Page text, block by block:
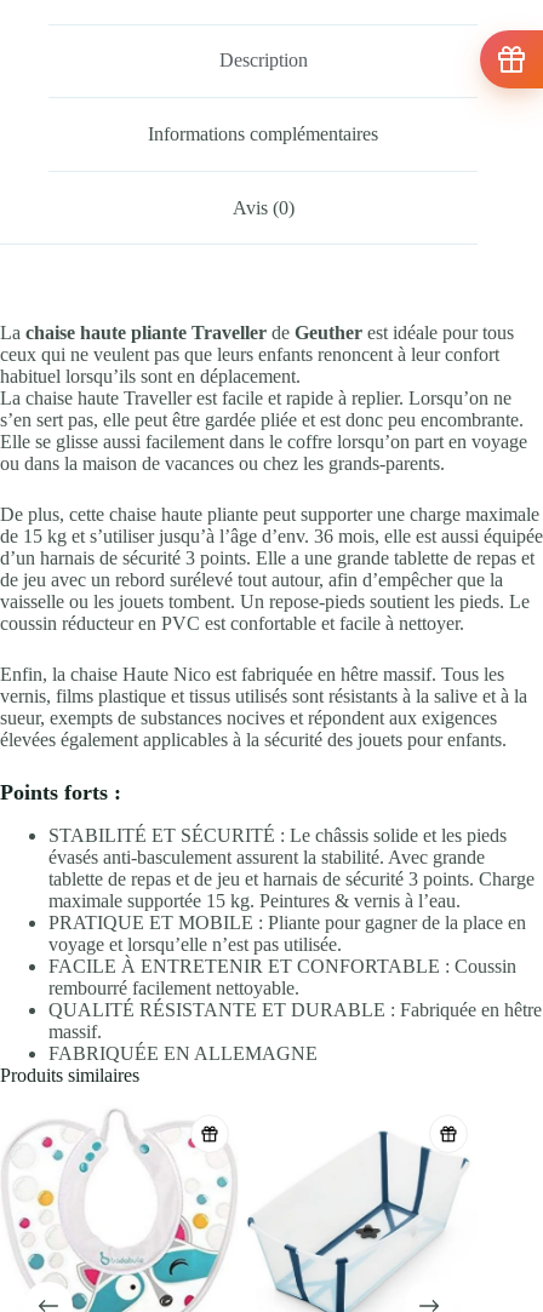
Description
Informations complémentaires
Avis (0)
La chaise haute pliante Traveller de Geuther est idéale pour tous
ceux qui ne veulent pas que leurs enfants renoncent à leur confort
habituel lorsqu’ils sont en déplacement.
La chaise haute Traveller est facile et rapide à replier. Lorsqu’on ne
s’en sert pas, elle peut être gardée pliée et est donc peu encombrante.
Elle se glisse aussi facilement dans le coffre lorsqu’on part en voyage
ou dans la maison de vacances ou chez les grands-parents.
De plus, cette chaise haute pliante peut supporter une charge maximale
de 15 kg et s’utiliser jusqu’à l’âge d’env. 36 mois, elle est aussi équipée
d’un harnais de sécurité 3 points. Elle a une grande tablette de repas et
de jeu avec un rebord surélevé tout autour, afin d’empêcher que la
vaisselle ou les jouets tombent. Un repose-pieds soutient les pieds. Le
coussin réducteur en PVC est confortable et facile à nettoyer.
Enfin, la chaise Haute Nico est fabriquée en hêtre massif. Tous les
vernis, films plastique et tissus utilisés sont résistants à la salive et à la
sueur, exempts de substances nocives et répondent aux exigences
élevées également applicables à la sécurité des jouets pour enfants.
Points forts :
STABILITÉ ET SÉCURITÉ : Le châssis solide et les pieds
évasés anti-basculement assurent la stabilité. Avec grande
tablette de repas et de jeu et harnais de sécurité 3 points. Charge
maximale supportée 15 kg. Peintures & vernis à l’eau.
PRATIQUE ET MOBILE : Pliante pour gagner de la place en
voyage et lorsqu’elle n’est pas utilisée.
FACILE À ENTRETENIR ET CONFORTABLE : Coussin
rembourré facilement nettoyable.
QUALITÉ RÉSISTANTE ET DURABLE : Fabriquée en hêtre
massif.
FABRIQUÉE EN ALLEMAGNE
Produits similaires